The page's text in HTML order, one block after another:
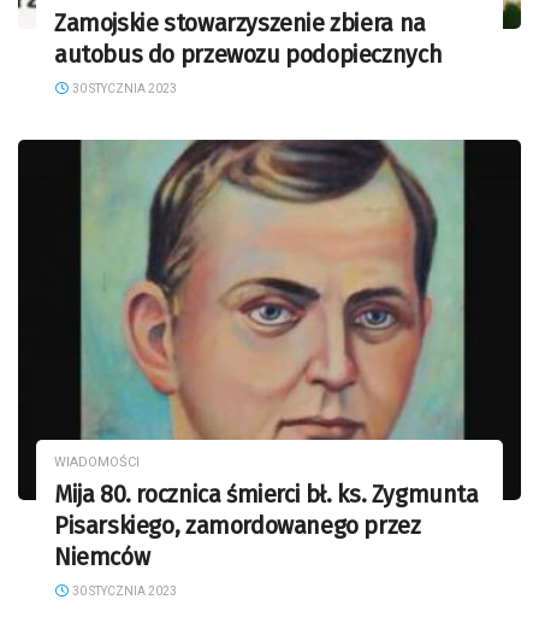
Zamojskie stowarzyszenie zbiera na
autobus do przewozu podopiecznych
30 STYCZNIA 2023
WIADOMOŚCI
Mija 80. rocznica śmierci bł. ks. Zygmunta
Pisarskiego, zamordowanego przez
Niemców
30 STYCZNIA 2023